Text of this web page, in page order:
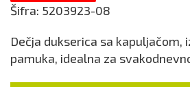
Šifra: 5203923-08
Dečja dukserica sa kapuljačom,
pamuka, idealna za